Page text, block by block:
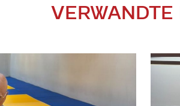
VERWANDTE